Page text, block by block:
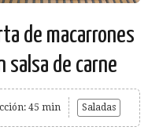
de macarrones
salsa de carne
45 min Saladas